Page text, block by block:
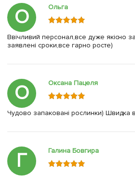
О Ольга
Ввічливий персонал,все дуже якісно
заявлені сроки,все гарно росте)
О Оксана Пацеля
Чудово запаковані рослинки) Швидка
Г Галина Бовгира